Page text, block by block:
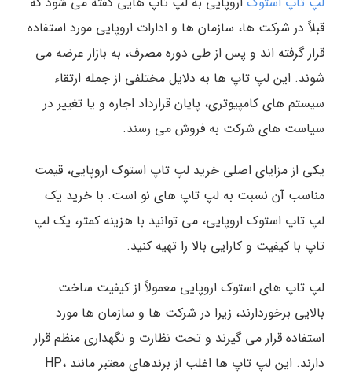
قبلاً در شرکت ها، سازمان ها و ادارات اروپایی مورد استفاده
قرار گرفته اند و پس از طی دوره مصرف، به بازار عرضه می
شوند. این لپ تاپ ها به دلایل مختلفی از جمله ارتقاء
سیستم های کامپیوتری، پایان قرارداد اجاره و یا تغییر در
سیاست های شرکت به فروش می رسند.
یکی از مزایای اصلی خرید لپ تاپ استوک اروپایی، قیمت
مناسب آن نسبت به لپ تاپ های نو است. با خرید یک
لپ تاپ استوک اروپایی، می توانید با هزینه کمتر، یک لپ
تاپ با کیفیت و کارایی بالا را تهیه کنید.
لپ تاپ های استوک اروپایی معمولاً از کیفیت ساخت
بالایی برخوردارند، زیرا در شرکت ها و سازمان ها مورد
استفاده قرار می گیرند و تحت نظارت و نگهداری منظم قرار
دارند. این لپ تاپ ها اغلب از برندهای معتبر مانند HP،